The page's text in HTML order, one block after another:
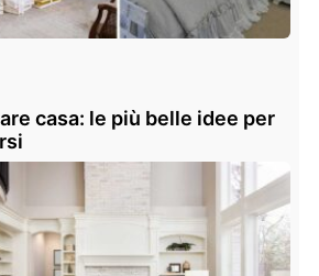
casa: le più belle idee per